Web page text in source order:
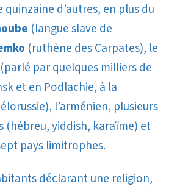
d’autres, en plus du
(langue slave de
(ruthène des Carpates), le
par quelques milliers de
et en Podlachie, à la
l’arménien, plusieurs
(hébreu, yiddish, karaïme) et
pays limitrophes.
déclarant une religion,